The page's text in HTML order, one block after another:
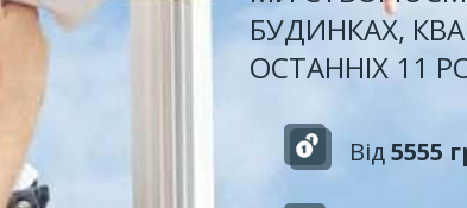
БУДИНКАХ,
ОСТАННІХ 11
Від5555